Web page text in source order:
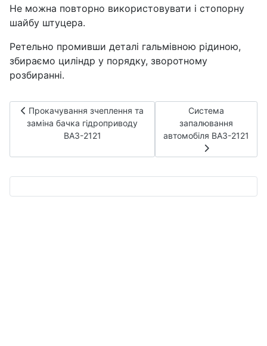
Не можна повторно використовувати і стопорну
шайбу штуцера.
Ретельно промивши деталі гальмівною рідиною,
збираємо циліндр у порядку, зворотному
розбиранні.
Попередня стаття: Прокачування зчеплення та заміна
Прокачування зчеплення та
заміна бачка гідроприводу
ВАЗ-2121
Наступна стаття:
Система
запалювання
автомобіля ВАЗ-2121